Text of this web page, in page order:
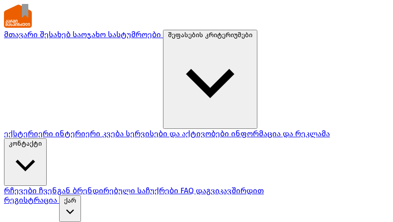
მთავარი შესახებ საოჯახო სასტუმროები შეფასების კრიტერიუმები
ექსტერიერი ინტერიერი კვება სერვისები და აქტივობები ინფორმაცია და რეკლამა
კონტაქტი
რჩევები ჩვენგან ბრენდირებული საჩუქრები FAQ დაგვიკავშირდით
რეგისტრაცია
ქარ